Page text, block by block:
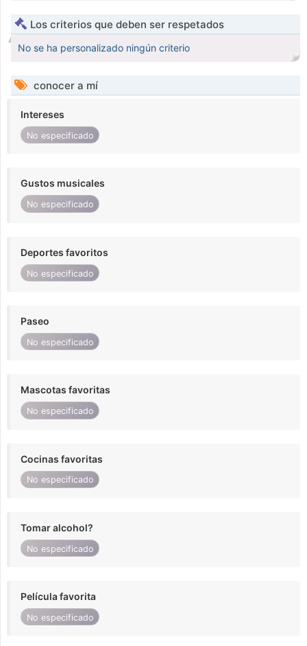
Los criterios que deben ser respetados
No se ha personalizado ningún criterio
conocer a mí
Intereses
No especificado
Gustos musicales
No especificado
Deportes favoritos
No especificado
Paseo
No especificado
Mascotas favoritas
No especificado
Cocinas favoritas
No especificado
Tomar alcohol?
No especificado
Película favorita
No especificado